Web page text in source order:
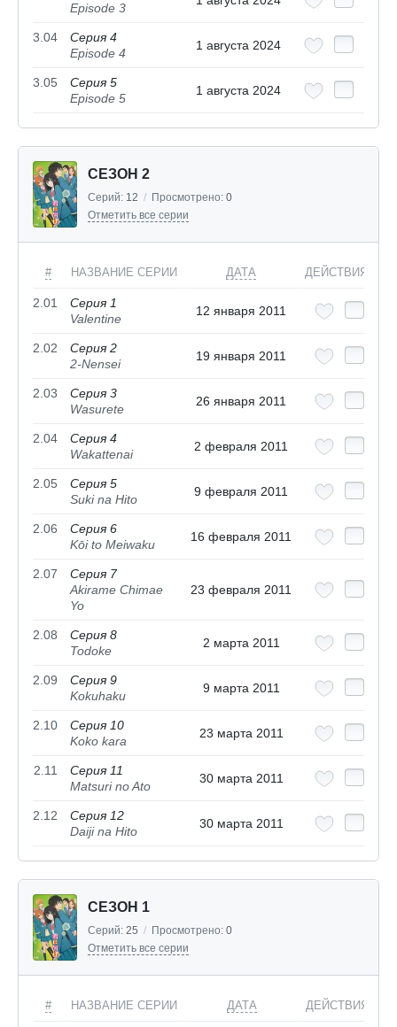
Episode 3
3.04
Серия 4
Episode 4
1 августа 2024
3.05
Серия 5
Episode 5
1 августа 2024
СЕЗОН 2
Серий: 12 / Просмотрено: 0
Отметить все серии
# НАЗВАНИЕ СЕРИИ ДАТА ДЕЙСТВИЯ
2.01
Серия 1
Valentine
12 января 2011
2.02
Серия 2
2-Nensei
19 января 2011
2.03
Серия 3
Wasurete
26 января 2011
2.04
Серия 4
Wakattenai
2 февраля 2011
2.05
Серия 5
Suki na Hito
9 февраля 2011
2.06
Серия 6
Kōi to Meiwaku
16 февраля 2011
2.07
Серия 7
Akirame Chimae
Yo
23 февраля 2011
2.08
Серия 8
Todoke
2 марта 2011
2.09
Серия 9
Kokuhaku
9 марта 2011
2.10
Серия 10
Koko kara
23 марта 2011
2.11
Серия 11
Matsuri no Ato
30 марта 2011
2.12
Серия 12
Daiji na Hito
30 марта 2011
СЕЗОН 1
Серий: 25 / Просмотрено: 0
Отметить все серии
# НАЗВАНИЕ СЕРИИ ДАТА ДЕЙСТВИЯ